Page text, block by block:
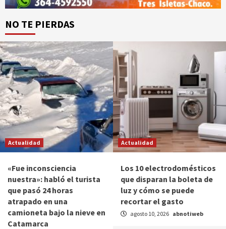
NO TE PIERDAS
Actualidad
«Fue inconsciencia
nuestra»: habló el turista
que pasó 24 horas
atrapado en una
camioneta bajo la nieve en
Catamarca
Actualidad
Los 10 electrodomésticos
que disparan la boleta de
luz y cómo se puede
recortar el gasto
agosto 10, 2026 abnotiweb